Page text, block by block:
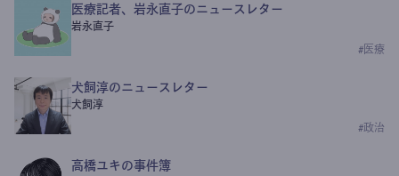
医療記者、岩永直子のニュースレター
岩永直子
# 医療
犬飼淳のニュースレター
犬飼淳
#政治
高橋ユキの事件簿